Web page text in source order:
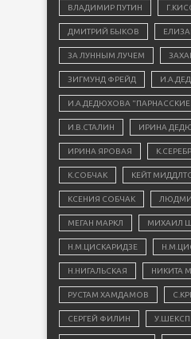
ВЛАДИМИР ПУТИН
ДМИТРИЙ БЫКОВ
ЗА ЛУННЫМ ЛУЧЕМ
ЗИГМУНД ФРЕЙД
И.А.ДЕДЮХОВА "ПАРНАССКИЕ
И.В.СТАЛИН ИРИНА
ИРИНА ЯРОВАЯ
К.СОБЧАК КЕЙТ
КСЕНИЯ СОБЧАК
МЕГАН МАРКЛ МИХАИЛ
Н.М.ЦИСКАРИДЗЕ
Н.НИГАЛЬСКАЯ НИКИТА
РУСТАМ ХАМДАМОВ
СЕРГЕЙ ФИЛИН